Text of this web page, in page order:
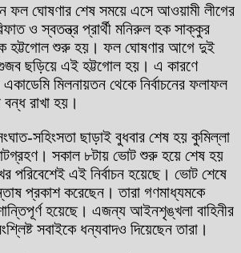
ফল ঘোষণার শেষ সময়ে এসে আওয়ামী লীগের
ও স্বতন্ত্র প্রার্থী মনিরুল হক সাক্কুর
হট্টগোল শুরু হয়। ফল ঘোষণার আগে দুই
গুজব ছড়িয়ে এই হট্টগোল হয়। এ কারণে
একাডেমি মিলনায়তন থেকে নির্বাচনের ফলাফল
রাখা হয়।
সহিংসতা ছাড়াই বুধবার শেষ হয় কুমিল্লা
সকাল ৮টায় ভোট শুরু হয়ে শেষ হয়
পরিবেশেই এই নির্বাচন হয়েছে। ভোট শেষে
প্রকাশ করেছেন। তারা গণমাধ্যমকে
হয়েছে। এজন্য আইনশৃঙ্খলা বাহিনীর
সবাইকে ধন্যবাদও দিয়েছেন তারা।